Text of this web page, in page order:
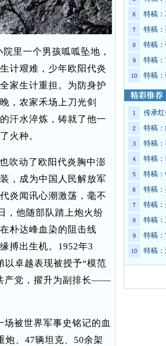
里一个男孩呱呱坠地，
计艰难，少年欧阳代炎
家生计重担。为防身护
，农家禾场上刀光剑
汗水淬炼，铸就了他一
火种。
吹动了欧阳代炎胸中澎
，成为中国人民解放军
炎闻讯心潮激荡，毫不
，他随部队踏上炮火纷
朴达峰血染的阻击线
搏出生机。1952年3
以卓越表现被授予“模范
产党，擢升为副排长——
被世界军事史铭记的血
、47辆坦克、50余架
特稿：
特稿
特稿
特稿：
特稿：
传承
特稿
特稿
特稿
特稿
特稿
特稿
特稿
特稿：
特稿：